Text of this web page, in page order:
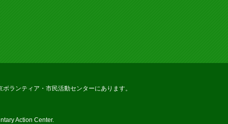
ランティア・市民活動センターにあります。
Action Center.